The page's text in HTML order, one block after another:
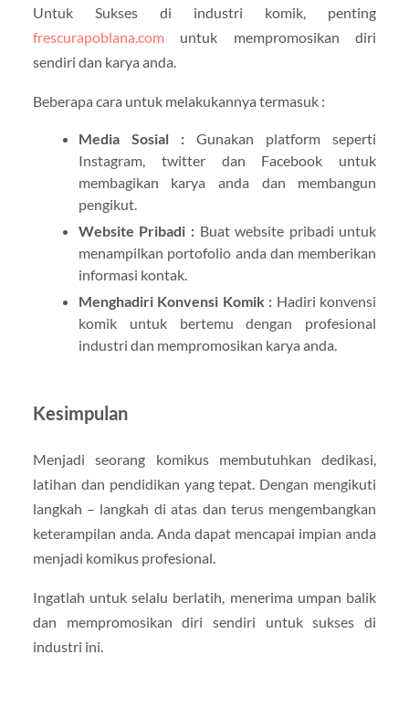
Untuk Sukses di industri komik, penting
frescurapoblana.com untuk mempromosikan diri
sendiri dan karya anda.
Beberapa cara untuk melakukannya termasuk :
Media Sosial :Gunakan platform seperti
Instagram, twitter dan Facebook untuk
membagikan karya anda dan membangun
pengikut.
Website Pribadi : Buat website pribadi untuk
menampilkan portofolio anda dan memberikan
informasi kontak.
Menghadiri Konvensi Komik : Hadiri konvensi
komik untuk bertemu dengan profesional
industri dan mempromosikan karya anda.
Kesimpulan
Menjadi seorang komikus membutuhkan dedikasi,
latihan dan pendidikan yang tepat. Dengan mengikuti
langkah – langkah di atas dan terus mengembangkan
keterampilan anda. Anda dapat mencapai impian anda
menjadi komikus profesional.
Ingatlah untuk selalu berlatih, menerima umpan balik
dan mempromosikan diri sendiri untuk sukses di
industri ini.